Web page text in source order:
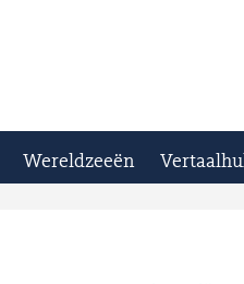
Wereldzeeën